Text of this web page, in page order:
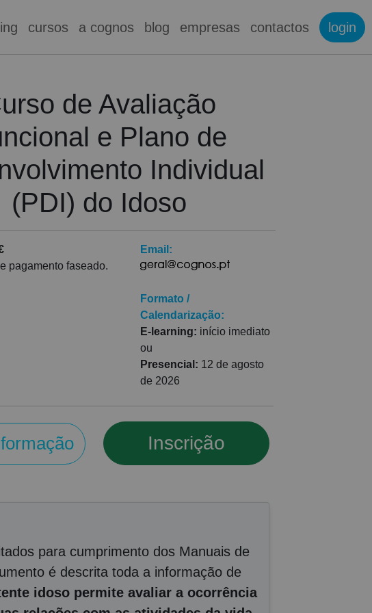
cursos a cognos blog empresas contactos login
de Avaliação
e Plano de
Individual
(PDI) do Idoso
pagamento faseado.
Email:
Formato /
Calendarização:
E-learning: início imediato
ou
Presencial: 12 de agosto
de 2026
Inscrição
para cumprimento dos Manuais de
é descrita toda a informação de
idoso permite avaliar a ocorrência